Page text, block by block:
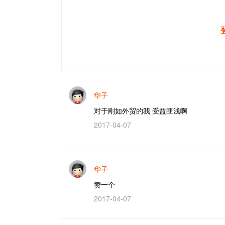
华子
对于刚如外贸的我 受益匪浅啊
2017-04-07
华子
赞一个
2017-04-07